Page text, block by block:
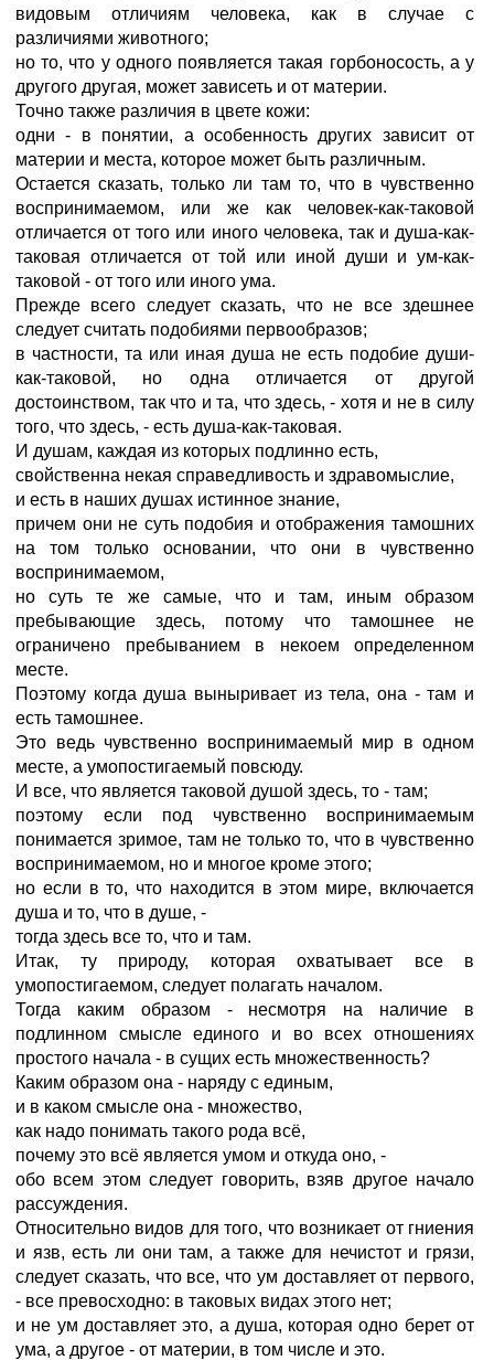
видовым отличиям человека, как в случае с
различиями животного;
но то, что у одного появляется такая горбоносость, а у
другого другая, может зависеть и от материи.
Точно также различия в цвете кожи:
одни - в понятии, а особенность других зависит от
материи и места, которое может быть различным.
Остается сказать, только ли там то, что в чувственно
воспринимаемом, или же как человек-как-таковой
отличается от того или иного человека, так и душа-как-
таковая отличается от той или иной души и ум-как-
таковой - от того или иного ума.
Прежде всего следует сказать, что не все здешнее
следует считать подобиями первообразов;
в частности, та или иная душа не есть подобие души-
как-таковой, но одна отличается от другой
достоинством, так что и та, что здесь, - хотя и не в силу
того, что здесь, - есть душа-как-таковая.
И душам, каждая из которых подлинно есть,
свойственна некая справедливость и здравомыслие,
и есть в наших душах истинное знание,
причем они не суть подобия и отображения тамошних
на том только основании, что они в чувственно
воспринимаемом,
но суть те же самые, что и там, иным образом
пребывающие здесь, потому что тамошнее не
ограничено пребыванием в некоем определенном
месте.
Поэтому когда душа выныривает из тела, она - там и
есть тамошнее.
Это ведь чувственно воспринимаемый мир в одном
месте, а умопостигаемый повсюду.
И все, что является таковой душой здесь, то - там;
поэтому если под чувственно воспринимаемым
понимается зримое, там не только то, что в чувственно
воспринимаемом, но и многое кроме этого;
но если в то, что находится в этом мире, включается
душа и то, что в душе, -
тогда здесь все то, что и там.
Итак, ту природу, которая охватывает все в
умопостигаемом, следует полагать началом.
Тогда каким образом - несмотря на наличие в
подлинном смысле единого и во всех отношениях
простого начала - в сущих есть множественность?
Каким образом она - наряду с единым,
и в каком смысле она - множество,
как надо понимать такого рода всё,
почему это всё является умом и откуда оно, -
обо всем этом следует говорить, взяв другое начало
рассуждения.
Относительно видов для того, что возникает от гниения
и язв, есть ли они там, а также для нечистот и грязи,
следует сказать, что все, что ум доставляет от первого,
- все превосходно: в таковых видах этого нет;
и не ум доставляет это, а душа, которая одно берет от
ума, а другое - от материи, в том числе и это.